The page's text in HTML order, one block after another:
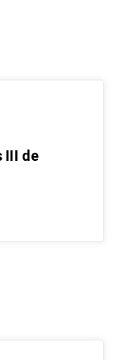
III de